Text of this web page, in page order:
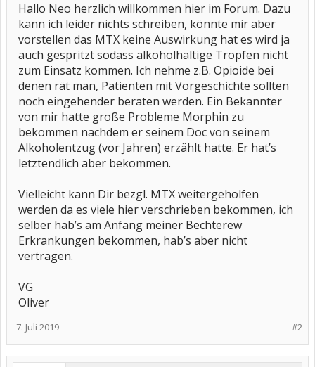
Hallo Neo herzlich willkommen hier im Forum. Dazu
kann ich leider nichts schreiben, könnte mir aber
vorstellen das MTX keine Auswirkung hat es wird ja
auch gespritzt sodass alkoholhaltige Tropfen nicht
zum Einsatz kommen. Ich nehme z.B. Opioide bei
denen rät man, Patienten mit Vorgeschichte sollten
noch eingehender beraten werden. Ein Bekannter
von mir hatte große Probleme Morphin zu
bekommen nachdem er seinem Doc von seinem
Alkoholentzug (vor Jahren) erzählt hatte. Er hat’s
letztendlich aber bekommen.
Vielleicht kann Dir bezgl. MTX weitergeholfen
werden da es viele hier verschrieben bekommen, ich
selber hab’s am Anfang meiner Bechterew
Erkrankungen bekommen, hab’s aber nicht
vertragen.
VG
Oliver
#2
7. Juli 2019